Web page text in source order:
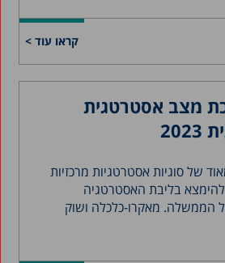
קראו עוד >
מצב אסטרטגית
של סוגיות אסטרטגיות מרכזיות
בליבת האסטרטגיה
הממשלה. מאקרו-כלכלה ושוק